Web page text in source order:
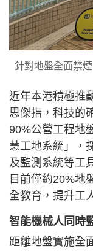
針對地盤全面禁
近年本港積極推
思傑指，科技的
90%公營工程地
慧工地系統」，
及監測系統等工
目前僅約20%地
全教育，提升工
智能機械人同時
距離地盤實施全